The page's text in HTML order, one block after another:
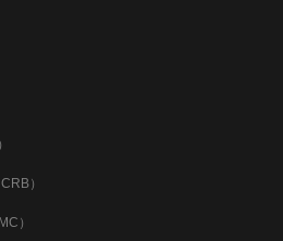
）
）